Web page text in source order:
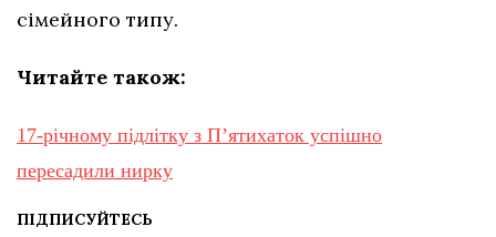
сімейного типу.
Читайте також:
17-річному підлітку з Пʼятихаток успішно
пересадили нирку
ПІДПИСУЙТЕСЬ